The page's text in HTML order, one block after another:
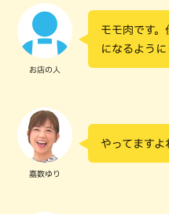
お店の人
モモ肉です
になるように
嘉数ゆり
やってます